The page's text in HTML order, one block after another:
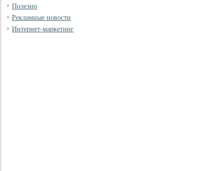
Полезно
Рекламные новости
Интернет-маркетинг